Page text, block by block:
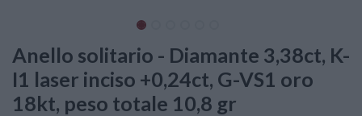
Anello solitario - Diamante 3,38ct, K-
I1 laser inciso +0,24ct, G-VS1 oro
18kt, peso totale 10,8 gr